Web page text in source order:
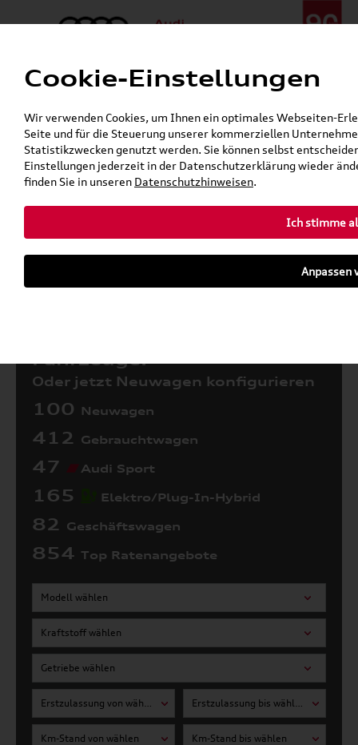
Menü
24h-Pannenhilfe:+49 (0)171 / 870 72 87
Öffnet in 7 Stunden, 42 Minuten
Verkauf:Mo. - Fr. 08:00 - 19:00 Uhr Sa. 09:00 - 13:00 Uhr
Service:Mo. - Fr. 06:00 - 20:00 Uhr Sa. 08:00 - 13:00 Uhr
Zurück zur Startseite
Fahrzeuge:
Oder jetzt Neuwagen konfigurieren
100 Neuwagen
412 Gebrauchtwagen
47 Audi Sport
165 Elektro/Plug-In-Hybrid
82 Geschäftswagen
854 Top Ratenangebote
Modell wählen
Kraftstoff wählen
Getriebe wählen
Erstzulassung von wählen Erstzulassung bis wählen
Km-Stand von wählen Km-Stand bis wählen
Cookie-Einstellungen
Wir verwenden Cookies, um Ihnen ein optimales Webseiten-
Seite und für die Steuerung unserer kommerziellen
Statistikzwecken genutzt werden. Sie können selbst
Einstellungen jederzeit in der Datenschutzerklärung wieder
finden Sie in unseren Datenschutzhinweisen.
Ich stimme
Anpassen